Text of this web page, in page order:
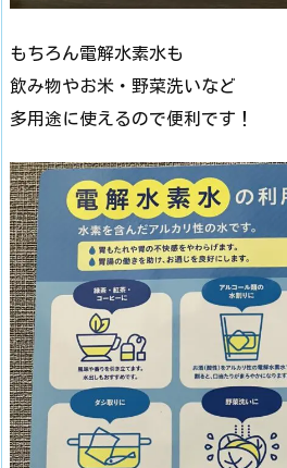
もちろん電解水素水も
飲み物やお米・野菜洗いなど
多用途に使えるので便利です！